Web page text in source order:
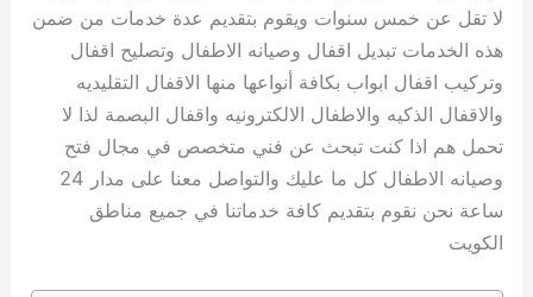
لا تقل عن خمس سنوات ويقوم بتقديم عدة خدمات من ضمن
هذه الخدمات تبديل اقفال وصيانه الاطفال وتصليح اقفال
وتركيب اقفال ابواب بكافة أنواعها منها الاقفال التقليديه
والاقفال الذكيه والاطفال الالكترونيه واقفال البصمة لذا لا
تحمل هم اذا كنت تبحث عن فني متخصص في مجال فتح
وصيانه الاطفال كل ما عليك والتواصل معنا على مدار 24
ساعة نحن نقوم بتقديم كافة خدماتنا في جميع مناطق
الكويت